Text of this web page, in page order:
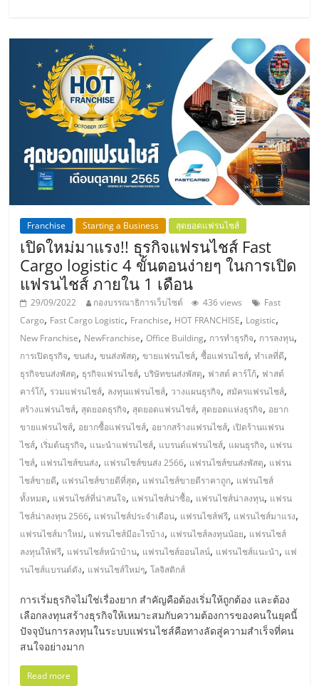
แฟ
รน
ไชส์,
รวม
แฟ
รน
ไชส์
ขาย
แฟ
รน
ไชส์
แฟ
รน
ไชส์
ขาย
หน้า
Franchise Starting a Business สุดยอดแฟรนไชส์
เปิดใหม่มาแรง!! ธุรกิจแฟรนไชส์ Fast
Cargo logistic 4 ขั้นตอนง่ายๆ ในการเปิด
แฟรนไชส์ ภายใน 1 เดือน
29/09/2022 กองบรรณาธิการเว็บไซต์ 436 views
Fast
Cargo, Fast Cargo Logistic, Franchise, HOT FRANCHISE, Logistic,
New Franchise, NewFranchise,Office Building, การทำธุรกิจ, การลงทุน,
การเปิดธุรกิจ,ขนส่ง,ขนส่งพัสดุ,ขายแฟรนไชส์,ซื้อแฟรนไชส์,ทำเลที่ดี,
ธุรกิจขนส่งพัสดุ, ธุรกิจแฟรนไชส์,บริษัทขนส่งพัสดุ, ฟาสต์ คาร์โก้, ฟาสต์
คาร์โก้, รวมแฟรนไชส์, ลงทุนแฟรนไชส์, วางแผนธุรกิจ, สมัครแฟรนไชส์,
สร้างแฟรนไชส์, สุดยอดธุรกิจ, สุดยอดแฟรนไชส์, สุดยอดแห่งธุรกิจ, อยาก
ขายแฟรนไชส์, อยากซื้อแฟรนไชส์, อยากสร้างแฟรนไชส์, เปิดร้านแฟรน
ไชส์, เริ่มต้นธุรกิจ, แนะนำแฟรนไชส์, แบรนด์แฟรนไชส์, แผนธุรกิจ, แฟรน
ไชส์, แฟรนไชส์ขนส่ง, แฟรนไชส์ขนส่ง 2566, แฟรนไชส์ขนส่งพัสดุ, แฟรน
ไชส์ขายดี, แฟรนไชส์ขายดีที่สุด, แฟรนไชส์ขายดีราคาถูก, แฟรนไชส์
ทั้งหมด, แฟรนไชส์ที่น่าสนใจ, แฟรนไชส์น่าซื้อ, แฟรนไชส์น่าลงทุน, แฟรน
ไชส์น่าลงทุน 2566, แฟรนไชส์ประจำเดือน, แฟรนไชส์ฟรี, แฟรนไชส์มาแรง,
แฟรนไชส์มาใหม่, แฟรนไชส์มีอะไรบ้าง, แฟรนไชส์ลงทุนน้อย, แฟรนไชส์
ลงทุนให้ฟรี, แฟรนไชส์หน้าบ้าน, แฟรนไชส์ออนไลน์, แฟรนไชส์แนะนำ, แฟ
รนไชส์แบรนด์ดัง, แฟรนไชส์ใหม่ๆ,โลจิสติกส์
การเริ่มธุรกิจไม่ใช่เรื่องยาก สำคัญคือต้องเริ่มให้ถูกต้อง และต้อง
เลือกลงทุนสร้างธุรกิจให้เหมาะสมกับความต้องการของคนในยุคนี้
ปัจจุบันการลงทุนในระบบแฟรนไชส์คือทางลัดสู่ความสำเร็จที่คน
สนใจอย่างมาก
Read more